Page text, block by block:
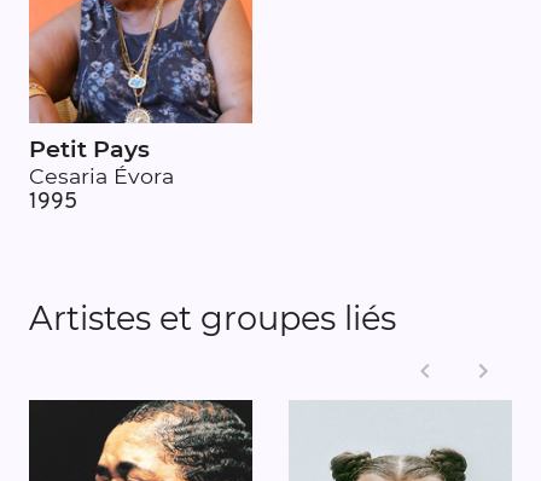
Petit Pays
Cesaria Évora
1995
Artistes et groupes liés